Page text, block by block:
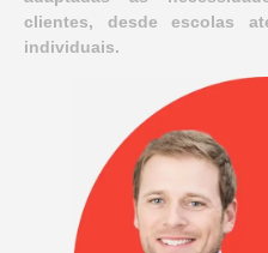
clientes, desde escolas
individuais.